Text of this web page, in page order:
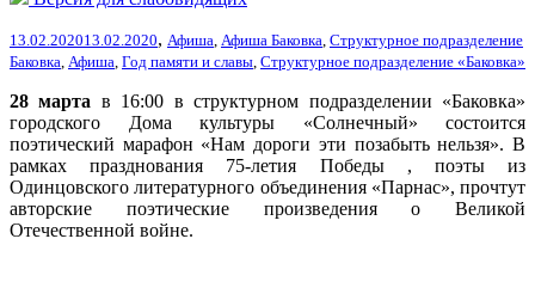
13.02.202013.02.2020, Афиша Афиша Баковка Структурное подразделение
Баковка Афиша Год памяти и славы Структурное подразделение «Баковка»
28 марта в 16:00 в структурном подразделении «Баковка»
городского Дома культуры «Солнечный» состоится
поэтический марафон «Нам дороги эти позабыть нельзя». В
рамках празднования 75-летия Победы , поэты из
Одинцовского литературного объединения «Парнас», прочтут
авторские поэтические произведения о Великой
Отечественной войне.